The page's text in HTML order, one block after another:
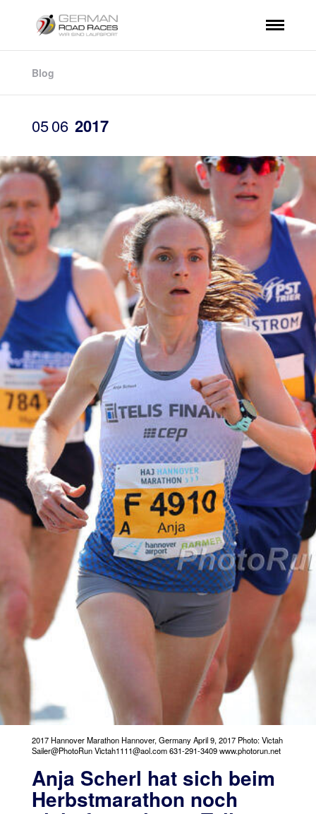
Blog
0506 2017
2017 Hannover Marathon Hannover, Germany April 9, 2017 Photo: Victah
Sailer@PhotoRun Victah1111@aol.com 631-291-3409 www.photorun.net
Anja Scherl hat sich beim
Herbstmarathon noch